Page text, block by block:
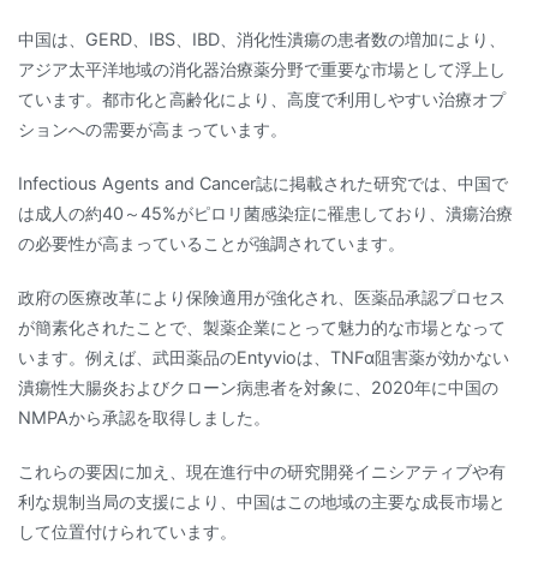
中国は、GERD、IBS、IBD、消化性潰瘍の患者数の増加により、
アジア太平洋地域の消化器治療薬分野で重要な市場として浮上し
ています。都市化と高齢化により、高度で利用しやすい治療オプ
ションへの需要が高まっています。
Infectious Agents and Cancer誌に掲載された研究では、中国で
は成人の約40～45%がピロリ菌感染症に罹患しており、潰瘍治療
の必要性が高まっていることが強調されています。
政府の医療改革により保険適用が強化され、医薬品承認プロセス
が簡素化されたことで、製薬企業にとって魅力的な市場となって
います。例えば、武田薬品のEntyvioは、TNFα阻害薬が効かない
潰瘍性大腸炎およびクローン病患者を対象に、2020年に中国の
NMPAから承認を取得しました。
これらの要因に加え、現在進行中の研究開発イニシアティブや有
利な規制当局の支援により、中国はこの地域の主要な成長市場と
して位置付けられています。